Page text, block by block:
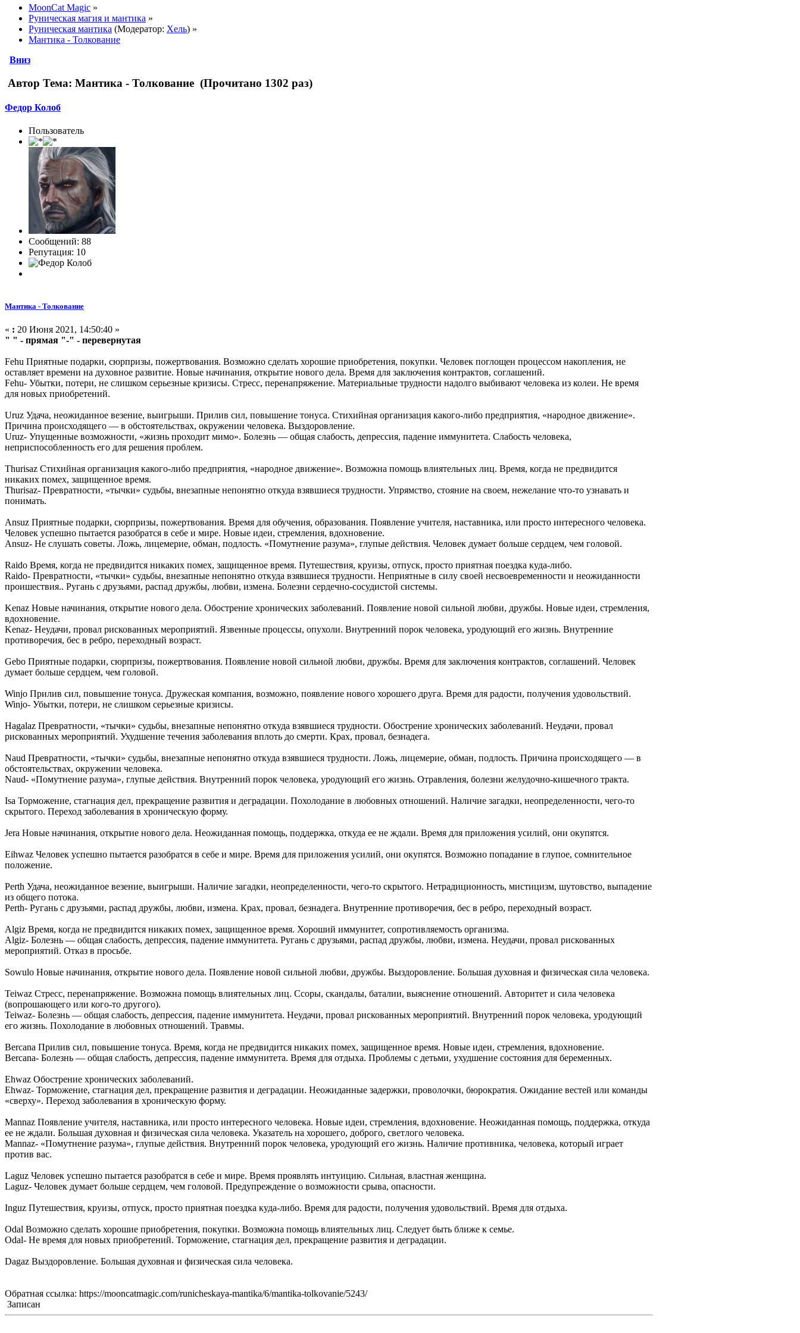
MoonCat Magic »
Руническая магия и мантика »
Руническая мантика (Модератор: Хель) »
Мантика - Толкование
Вниз
Автор Тема: Мантика - Толкование (Прочитано 1302 раз)
Федор Колоб
Пользователь
Сообщений: 88
Репутация: 10
Мантика - Толкование
« : 20 Июня 2021, 14:50:40 »
" " - прямая "-" - перевернутая
Fehu Приятные подарки, сюрпризы, пожертвования. Возможно сделать хорошие приобретения, покупки. Человек поглощен процессом накопления, не
оставляет времени на духовное развитие. Новые начинания, открытие нового дела. Время для заключения контрактов, соглашений.
Fehu- Убытки, потери, не слишком серьезные кризисы. Стресс, перенапряжение. Материальные трудности надолго выбивают человека из колеи. Не время
для новых приобретений.
Uruz Удача, неожиданное везение, выигрыши. Прилив сил, повышение тонуса. Стихийная организация какого-либо предприятия, «народное движение».
Причина происходящего — в обстоятельствах, окружении человека. Выздоровление.
Uruz- Упущенные возможности, «жизнь проходит мимо». Болезнь — общая слабость, депрессия, падение иммунитета. Слабость человека,
неприспособленность его для решения проблем.
Thurisaz Стихийная организация какого-либо предприятия, «народное движение». Возможна помощь влиятельных лиц. Время, когда не предвидится
никаких помех, защищенное время.
Thurisaz- Превратности, «тычки» судьбы, внезапные непонятно откуда взявшиеся трудности. Упрямство, стояние на своем, нежелание что-то узнавать и
понимать.
Ansuz Приятные подарки, сюрпризы, пожертвования. Время для обучения, образования. Появление учителя, наставника, или просто интересного человека.
Человек успешно пытается разобратся в себе и мире. Новые идеи, стремления, вдохновение.
Ansuz- Не слушать советы. Ложь, лицемерие, обман, подлость. «Помутнение разума», глупые действия. Человек думает больше сердцем, чем головой.
Raido Время, когда не предвидится никаких помех, защищенное время. Путешествия, круизы, отпуск, просто приятная поездка куда-либо.
Raido- Превратности, «тычки» судьбы, внезапные непонятно откуда взявшиеся трудности. Неприятные в силу своей несвоевременности и неожиданности
проишествия.. Ругань с друзьями, распад дружбы, любви, измена. Болезни сердечно-сосудистой системы.
Kenaz Новые начинания, открытие нового дела. Обострение хронических заболеваний. Появление новой сильной любви, дружбы. Новые идеи, стремления,
вдохновение.
Kenaz- Неудачи, провал рискованных мероприятий. Язвенные процессы, опухоли. Внутренний порок человека, уродующий его жизнь. Внутренние
противоречия, бес в ребро, переходный возраст.
Gebo Приятные подарки, сюрпризы, пожертвования. Появление новой сильной любви, дружбы. Время для заключения контрактов, соглашений. Человек
думает больше сердцем, чем головой.
Winjo Прилив сил, повышение тонуса. Дружеская компания, возможно, появление нового хорошего друга. Время для радости, получения удовольствий.
Winjo- Убытки, потери, не слишком серьезные кризисы.
Hagalaz Превратности, «тычки» судьбы, внезапные непонятно откуда взявшиеся трудности. Обострение хронических заболеваний. Неудачи, провал
рискованных мероприятий. Ухудшение течения заболевания вплоть до смерти. Крах, провал, безнадега.
Naud Превратности, «тычки» судьбы, внезапные непонятно откуда взявшиеся трудности. Ложь, лицемерие, обман, подлость. Причина происходящего — в
обстоятельствах, окружении человека.
Naud- «Помутнение разума», глупые действия. Внутренний порок человека, уродующий его жизнь. Отравления, болезни желудочно-кишечного тракта.
Isa Торможение, стагнация дел, прекращение развития и деградации. Похолодание в любовных отношений. Наличие загадки, неопределенности, чего-то
скрытого. Переход заболевания в хроническую форму.
Jera Новые начинания, открытие нового дела. Неожиданная помощь, поддержка, откуда ее не ждали. Время для приложения усилий, они окупятся.
Eihwaz Человек успешно пытается разобратся в себе и мире. Время для приложения усилий, они окупятся. Возможно попадание в глупое, сомнительное
положение.
Perth Удача, неожиданное везение, выигрыши. Наличие загадки, неопределенности, чего-то скрытого. Нетрадиционность, мистицизм, шутовство, выпадение
из общего потока.
Perth- Ругань с друзьями, распад дружбы, любви, измена. Крах, провал, безнадега. Внутренние противоречия, бес в ребро, переходный возраст.
Algiz Время, когда не предвидится никаких помех, защищенное время. Хороший иммунитет, сопротивляемость организма.
Algiz- Болезнь — общая слабость, депрессия, падение иммунитета. Ругань с друзьями, распад дружбы, любви, измена. Неудачи, провал рискованных
мероприятий. Отказ в просьбе.
Sowulo Новые начинания, открытие нового дела. Появление новой сильной любви, дружбы. Выздоровление. Большая духовная и физическая сила человека.
Teiwaz Стресс, перенапряжение. Возможна помощь влиятельных лиц. Ссоры, скандалы, баталии, выяснение отношений. Авторитет и сила человека
(вопрошающего или кого-то другого).
Teiwaz- Болезнь — общая слабость, депрессия, падение иммунитета. Неудачи, провал рискованных мероприятий. Внутренний порок человека, уродующий
его жизнь. Похолодание в любовных отношений. Травмы.
Bercana Прилив сил, повышение тонуса. Время, когда не предвидится никаких помех, защищенное время. Новые идеи, стремления, вдохновение.
Bercana- Болезнь — общая слабость, депрессия, падение иммунитета. Время для отдыха. Проблемы с детьми, ухудшение состояния для беременных.
Ehwaz Обострение хронических заболеваний.
Ehwaz- Торможение, стагнация дел, прекращение развития и деградации. Неожиданные задержки, проволочки, бюрократия. Ожидание вестей или команды
«сверху». Переход заболевания в хроническую форму.
Mannaz Появление учителя, наставника, или просто интересного человека. Новые идеи, стремления, вдохновение. Неожиданная помощь, поддержка, откуда
ее не ждали. Большая духовная и физическая сила человека. Указатель на хорошего, доброго, светлого человека.
Mannaz- «Помутнение разума», глупые действия. Внутренний порок человека, уродующий его жизнь. Наличие противника, человека, который играет
против вас.
Laguz Человек успешно пытается разобратся в себе и мире. Время проявлять интуицию. Сильная, властная женщина.
Laguz- Человек думает больше сердцем, чем головой. Предупреждение о возможности срыва, опасности.
Inguz Путешествия, круизы, отпуск, просто приятная поездка куда-либо. Время для радости, получения удовольствий. Время для отдыха.
Odal Возможно сделать хорошие приобретения, покупки. Возможна помощь влиятельных лиц. Следует быть ближе к семье.
Odal- Не время для новых приобретений. Торможение, стагнация дел, прекращение развития и деградации.
Dagaz Выздоровление. Большая духовная и физическая сила человека.
Обратная ссылка: https://mooncatmagic.com/runicheskaya-mantika/6/mantika-tolkovanie/5243/
Записан